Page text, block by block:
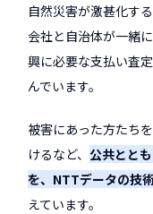
自然災害が激甚化す
会社と自治体が一緒
興に必要な支払い査
んでいます。
被害にあった方たち
けるなど、公共とと
を、NTTデータの技
えています。